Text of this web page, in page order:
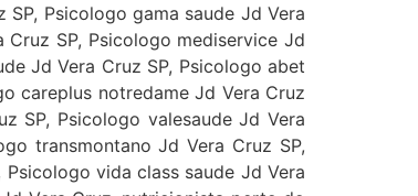
Psicologo gama saude Jd Vera
SP, Psicologo mediservice Jd
Jd Vera Cruz SP, Psicologo abet
careplus notredame Jd Vera Cruz
SP, Psicologo valesaude Jd Vera
transmontano Jd Vera Cruz SP,
vida class saude Jd Vera